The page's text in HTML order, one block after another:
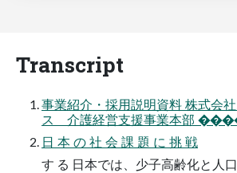
Transcript
事業紹介・採用説明資料 株式会
ス 介護経営支援事業本部
日 本 の 社 会 課 題 に 挑 戦
す る 日本では、少子高齢化と人